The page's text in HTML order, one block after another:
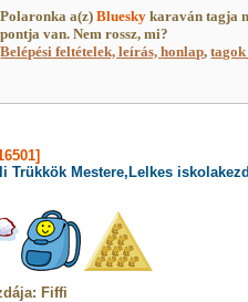
Polaronka a(z)Bluesky karaván tagja
pontja van. Nem rossz, mi?
Belépési feltételek, leírás, honlap,
Trükkök Mestere,Lelkes
Fiffi